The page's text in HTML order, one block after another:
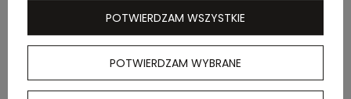
zewnętrznego
POTWIERDZAM WYBRANE
POTWIERDZAM WSZYSTKIE